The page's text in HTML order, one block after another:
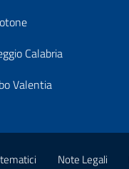
Calabria
Valentia
Note Legali